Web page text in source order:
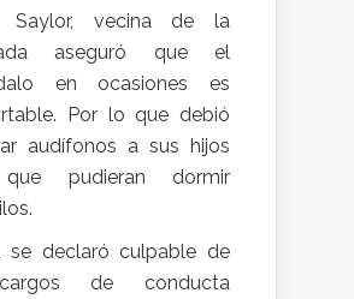
Saylor, vecina de la
aseguró que el
en ocasiones es
Por lo que debió
audífonos a sus hijos
pudieran dormir
se declaró culpable de
de conducta